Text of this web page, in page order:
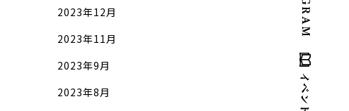
2023年12月
2023年11月
2023年9月
2023年8月